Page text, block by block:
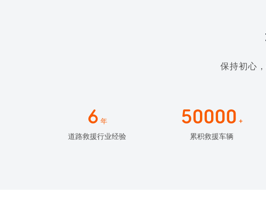
保持初心
6 年
道路救援行业经验
50000 +
累积救援车辆